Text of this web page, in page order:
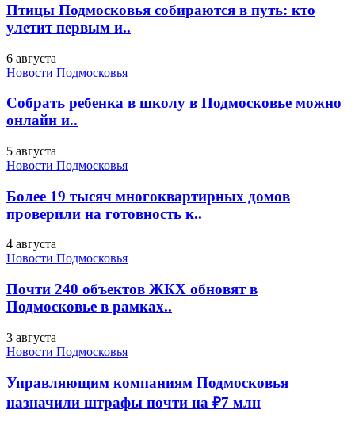
Птицы Подмосковья собираются в путь: кто
улетит первым и..
6 августа
Новости Подмосковья
Собрать ребенка в школу в Подмосковье можно
онлайн и..
5 августа
Новости Подмосковья
Более 19 тысяч многоквартирных домов
проверили на готовность к..
4 августа
Новости Подмосковья
Почти 240 объектов ЖКХ обновят в
Подмосковье в рамках..
3 августа
Новости Подмосковья
Управляющим компаниям Подмосковья
назначили штрафы почти на ₽7 млн